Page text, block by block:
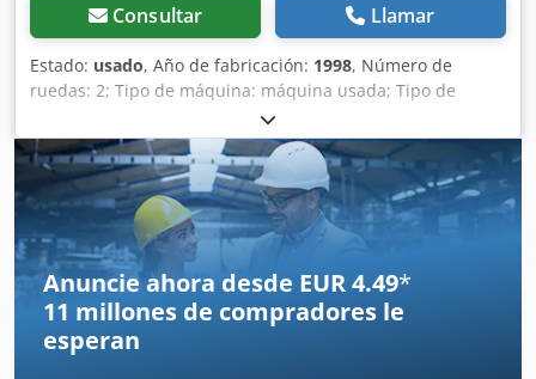
Consultar Llamar
Estado: usado, Año de fabricación: 1998, Número de
ruedas: 2; Tipo de máquina: máquina usada; Tipo de
bastidor: montaje; Sistema de fertilización / sinfín de
fertilizante / Cjdpfx Aor Ncfqsg Aoha
Anuncie ahora desde EUR 4.49*
11 millones de compradores le
esperan